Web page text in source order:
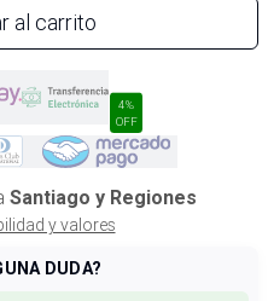
al carrito
4%
OFF
Santiago y Regiones
y valores
DUDA?